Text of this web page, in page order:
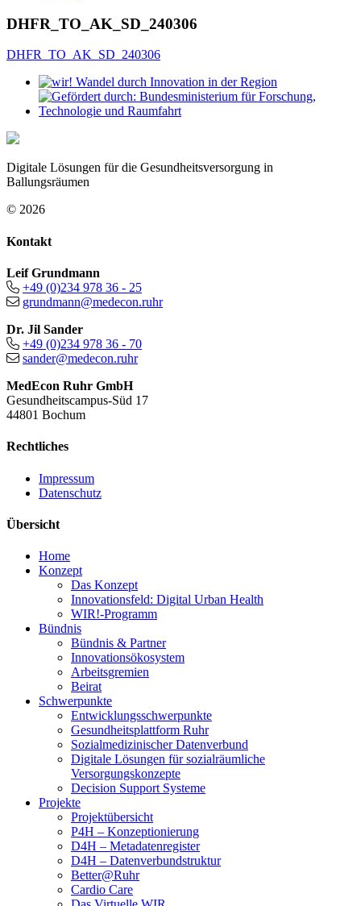
DHFR_TO_AK_SD_240306
DHFR_TO_AK_SD_240306
Digitale Lösungen für die Gesundheitsversorgung in
Ballungsräumen
© 2026
Kontakt
Leif Grundmann
+49 (0)234 978 36 - 25
grundmann@medecon.ruhr
Dr. Jil Sander
+49 (0)234 978 36 - 70
sander@medecon.ruhr
MedEcon Ruhr GmbH
Gesundheitscampus-Süd 17
44801 Bochum
Rechtliches
Impressum
Datenschutz
Übersicht
Home
Konzept
Das Konzept
Innovationsfeld: Digital Urban Health
WIR!-Programm
Bündnis
Bündnis & Partner
Innovationsökosystem
Arbeitsgremien
Beirat
Schwerpunkte
Entwicklungsschwerpunkte
Gesundheitsplattform Ruhr
Sozialmedizinischer Datenverbund
Digitale Lösungen für sozialräumliche
Versorgungskonzepte
Decision Support Systeme
Projekte
Projektübersicht
P4H – Konzeptionierung
D4H – Metadatenregister
D4H – Datenverbundstruktur
Better@Ruhr
Cardio Care